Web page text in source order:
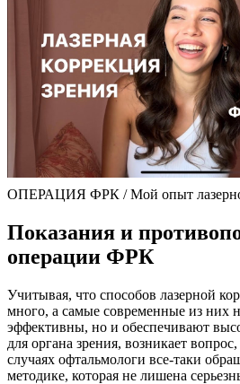
ОПЕРАЦИЯ ФРК / Мой опыт
Показания и
операции ФРК
Учитывая, что способов лазерной
много, а самые современные из них
эффективны, но и обеспечивают
для органа зрения, возникает
случаях офтальмологи все-таки
методике, которая не лишена